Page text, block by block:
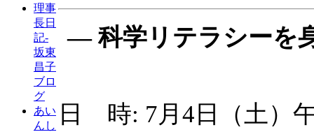
理事
長日
記-
坂東
昌子
ブロ
グ
あい
んし
― 科学リテラシーを
日 時: 7月4日（土）